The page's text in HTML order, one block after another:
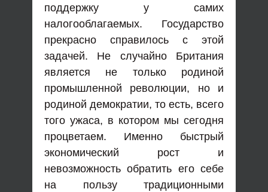
поддержку у самих
налогооблагаемых. Государство
прекрасно справилось с этой
задачей. Не случайно Британия
является не только родиной
промышленной революции, но и
родиной демократии, то есть, всего
того ужаса, в котором мы сегодня
процветаем. Именно быстрый
экономический рост и
невозможность обратить его себе
на пользу традиционными